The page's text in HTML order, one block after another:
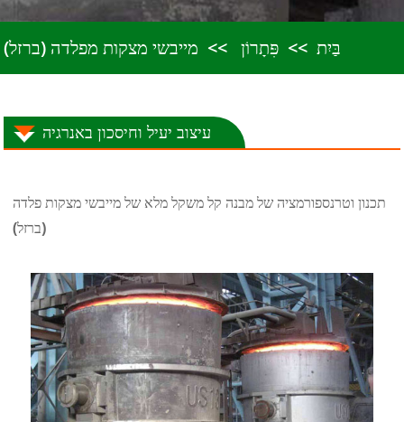
בַּיִת פִּתָרוֹן מייבשי מצקות מפלדה (ברזל)
עיצוב יעיל וחיסכון באנרגיה
תכנון וטרנספורמציה של מבנה קל משקל מלא של מייבשי מצקות פלדה
(ברזל)